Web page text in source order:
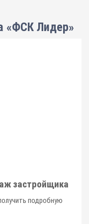
«ФСК Лидер»
застройщика
подробную